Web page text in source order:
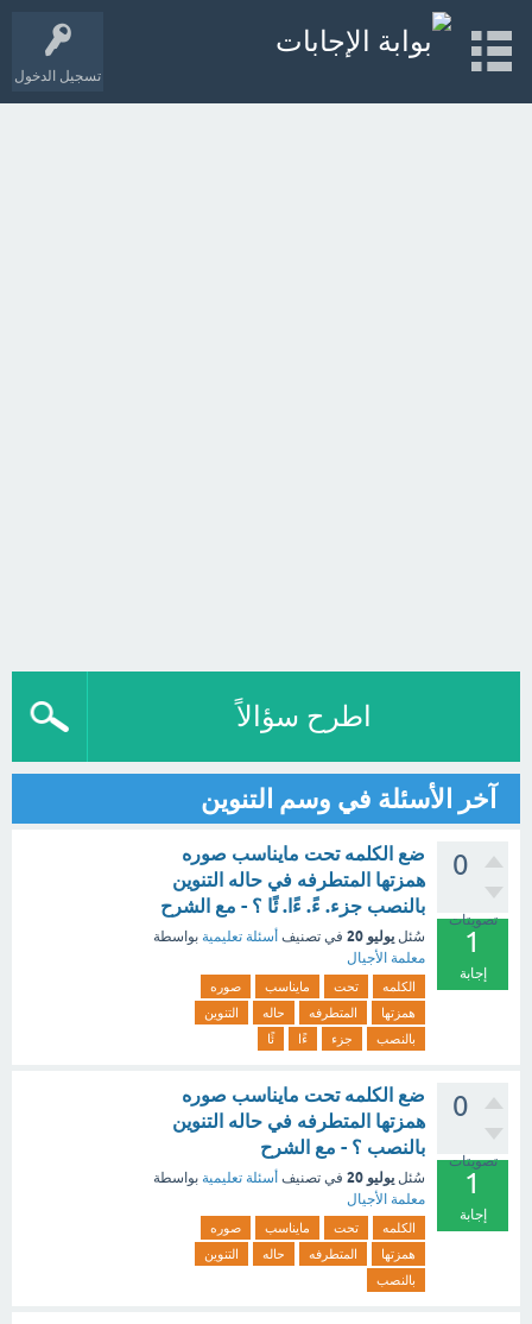
تسجيل الدخول
اطرح سؤالاً
آخر الأسئلة في وسم التنوين
0
تصويتات
1
إجابة
ضع الكلمه تحت مايناسب صوره
همزتها المتطرفه في حاله التنوين
بالنصب جزء. ءً. ءًا. ئًا ؟ - مع الشرح
سُئل يوليو 20 في تصنيف أسئلة تعليمية بواسطة
معلمة الأجيال
الكلمه تحت مايناسب
صوره
همزتها
المتطرفه حاله
التنوين
بالنصب
جزء ءًا ئًا
0
تصويتات
1
إجابة
ضع الكلمه تحت مايناسب صوره
همزتها المتطرفه في حاله التنوين
بالنصب ؟ - مع الشرح
سُئل يوليو 20 في تصنيف أسئلة تعليمية بواسطة
معلمة الأجيال
الكلمه تحت مايناسب
صوره
همزتها
المتطرفه حاله
التنوين
بالنصب